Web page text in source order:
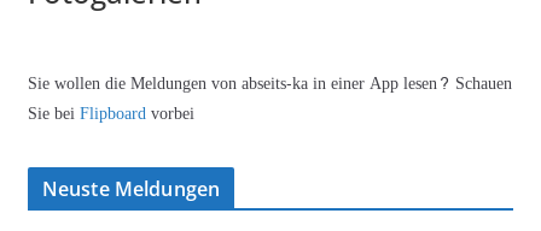
Sie wollen die Meldungen von abseits-ka in einer App lesen? Schauen
Sie beiFlipboardvorbei
Neuste Meldungen